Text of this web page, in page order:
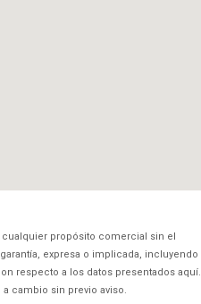
cualquier propósito comercial sin el
expresa o implicada, incluyendo
respecto a los datos presentados aquí.
cambio sin previo aviso.